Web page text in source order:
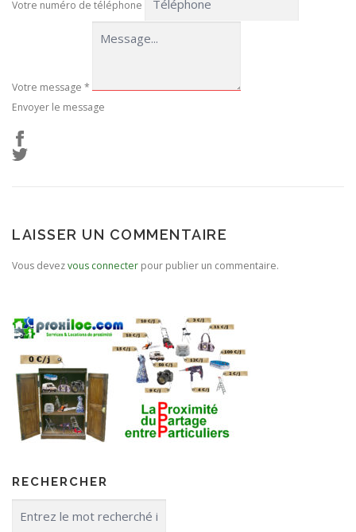
Votre numéro de téléphone
Votre message *
Envoyer le message
LAISSER UN COMMENTAIRE
Vous devezvous connecter pour publier un commentaire.
RECHERCHER